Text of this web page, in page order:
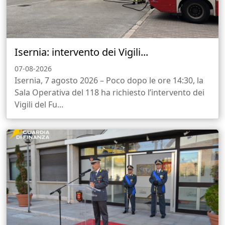
Isernia: intervento dei Vigili...
07-08-2026
Isernia, 7 agosto 2026 – Poco dopo le ore 14:30, la
Sala Operativa del 118 ha richiesto l’intervento dei
Vigili del Fu...